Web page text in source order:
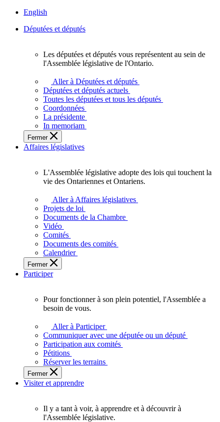
English
Députées et députés
députés
vous
représentent
sein
de
l'Assemblée
législative
l'Ontario.
Les députées et députés vous représentent au sein de
l'Assemblée législative de l'Ontario.
Aller à Députées et députés
Députées et députés actuels
Toutes les députées et tous les députés
Coordonnées
La présidente
In memoriam
Fermer
Affaires législatives
L'Assemblée
adopte
touchent
des
Ontariennes
et
L'Assemblée législative adopte des lois qui touchent la
vie des Ontariennes et Ontariens.
Aller à Affaires législatives
Projets de loi
Documents de la Chambre
Vidéo
Comités
Documents des comités
Calendrier
Fermer
Participer
plein
potentiel,
l'Assemblée
a
besoin
de
Pour fonctionner à son plein potentiel, l'Assemblée a
besoin de vous.
Aller à Participer
Communiquer avec une députée ou un député
Participation aux comités
Pétitions
Réserver les terrains
Fermer
Visiter et apprendre
Il y a tant à voir, à apprendre et à découvrir à
l'Assemblée législative.